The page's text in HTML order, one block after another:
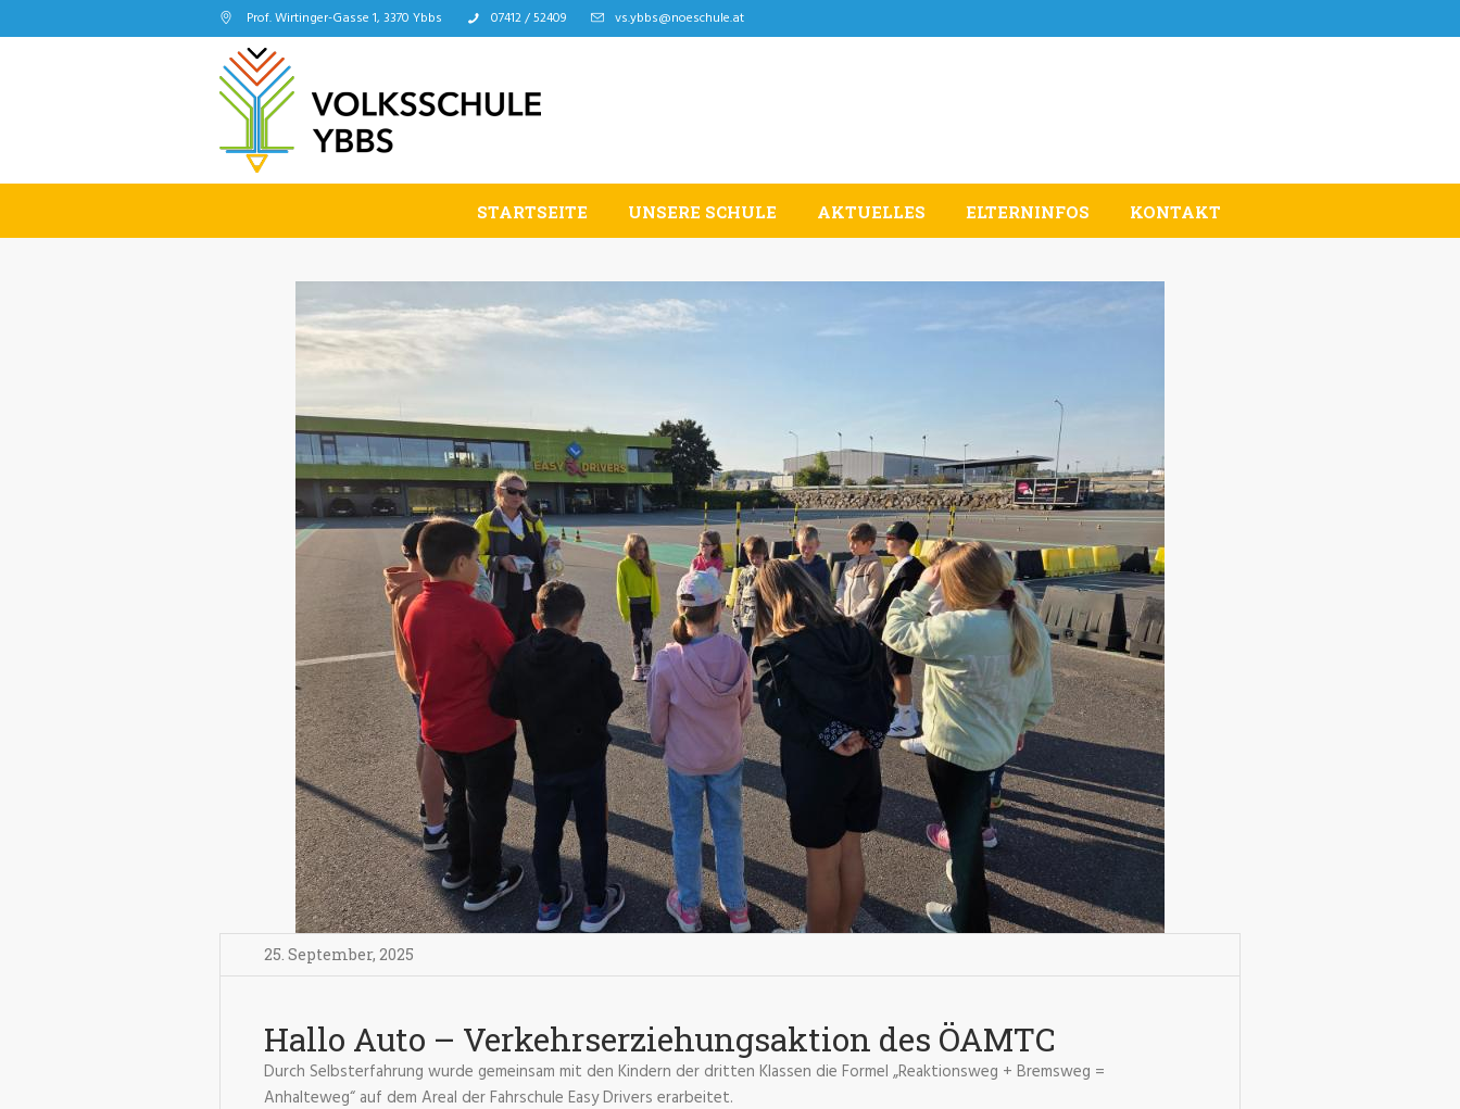
Prof. Wirtinger-Gasse 1, 3370 Ybbs 07412 / 52409 vs.ybbs@noeschule.at
STARTSEITE UNSERE SCHULE AKTUELLES ELTERNINFOS KONTAKT
25. September, 2025
Hallo Auto – Verkehrserziehungsaktion des ÖAMTC
Durch Selbsterfahrung wurde gemeinsam mit den Kindern der dritten Klassen die Formel „Reaktionsweg + Bremsweg =
Anhalteweg“ auf dem Areal der Fahrschule Easy Drivers erarbeitet.